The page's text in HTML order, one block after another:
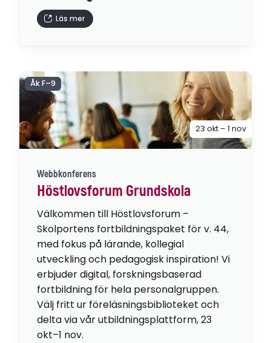
Läs mer
Webbkonferens
Höstlovsforum Grundskola
Välkommen till Höstlovsforum –
Skolportens fortbildningspaket för v. 44,
med fokus på lärande, kollegial
utveckling och pedagogisk inspiration! Vi
erbjuder digital, forskningsbaserad
fortbildning för hela personalgruppen.
Välj fritt ur föreläsningsbiblioteket och
delta via vår utbildningsplattform, 23
okt–1 nov.
Åk F–9
23 okt – 1 nov